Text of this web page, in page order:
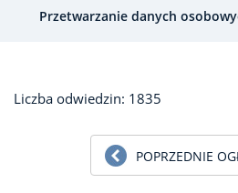
Przetwarzanie danych
Liczba odwiedzin: 1835
POPRZEDNIE